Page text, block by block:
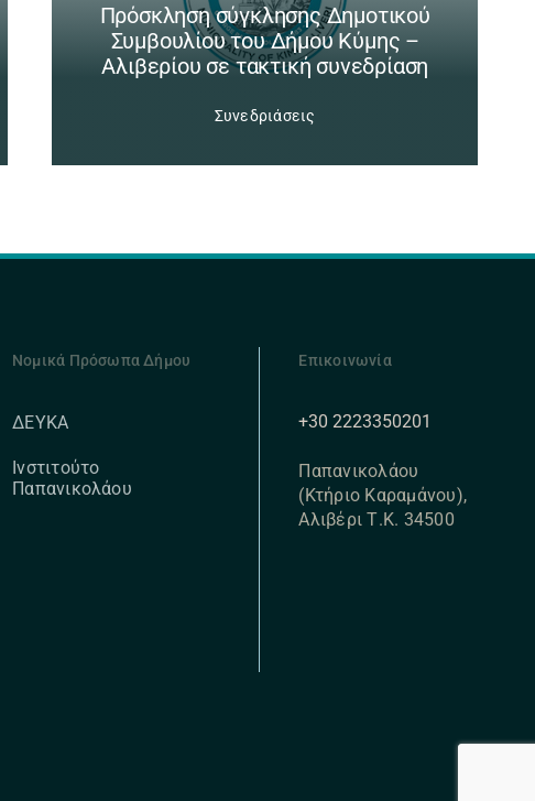
Πρόσκληση σύγκλησης Δημοτικού
Συμβουλίου του Δήμου Κύμης –
Αλιβερίου σε τακτική συνεδρίαση
Συνεδριάσεις
Νομικά Πρόσωπα Δήμου
ΔΕΥΚΑ
Ινστιτούτο
Παπανικολάου
Επικοινωνία
+30 2223350201
Παπανικολάου
(Κτήριο Καραμάνου),
Αλιβέρι Τ.Κ. 34500